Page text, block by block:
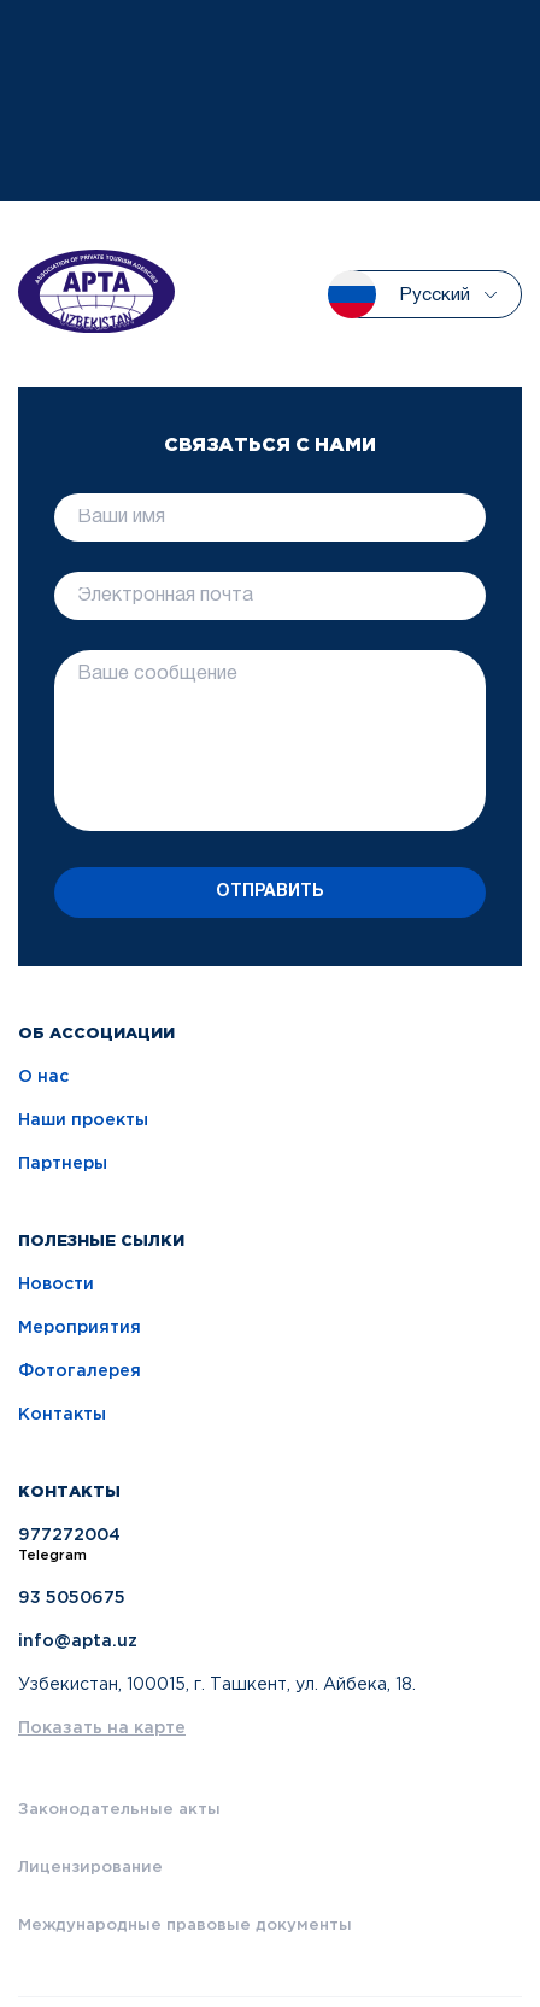
Русский
ОБ АССОЦИАЦИИ
О нас
Наши проекты
Партнеры
ПОЛЕЗНЫЕ СЫЛКИ
Новости
Мероприятия
Фотогалерея
Контакты
КОНТАКТЫ
977272004
Telegram
93 5050675
info@apta.uz
Узбекистан, 100015, г. Ташкент, ул. Айбека, 18.
Показать на карте
Законодательные акты
Лицензирование
Международные правовые документы
СВЯЗАТЬСЯ С НАМИ
ОТПРАВИТЬ